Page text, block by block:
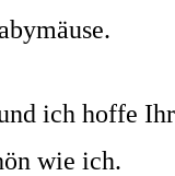
ich hoffe
wie ich.